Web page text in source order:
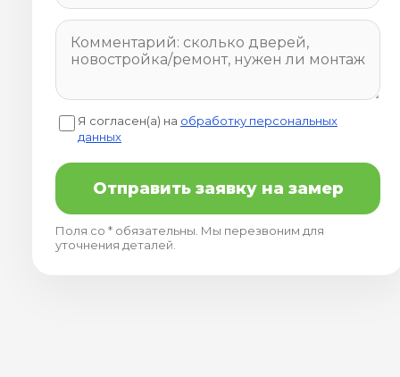
Я согласен(а) на обработку персональных
данных
Отправить заявку на замер
Поля со * обязательны. Мы перезвоним для
уточнения деталей.